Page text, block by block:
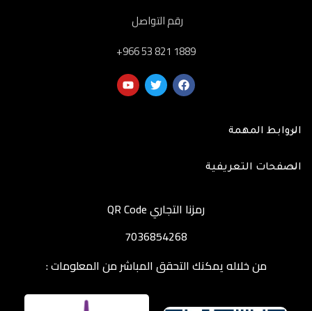
رقم التواصل
‎+966 53 821 1889
الروابط المهمة
الصفحات التعريفية
رمزنا التجاري QR Code
7036854268
من خلاله يمكنك التحقق المباشر من المعلومات :